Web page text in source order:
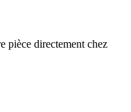
pièce directement chez